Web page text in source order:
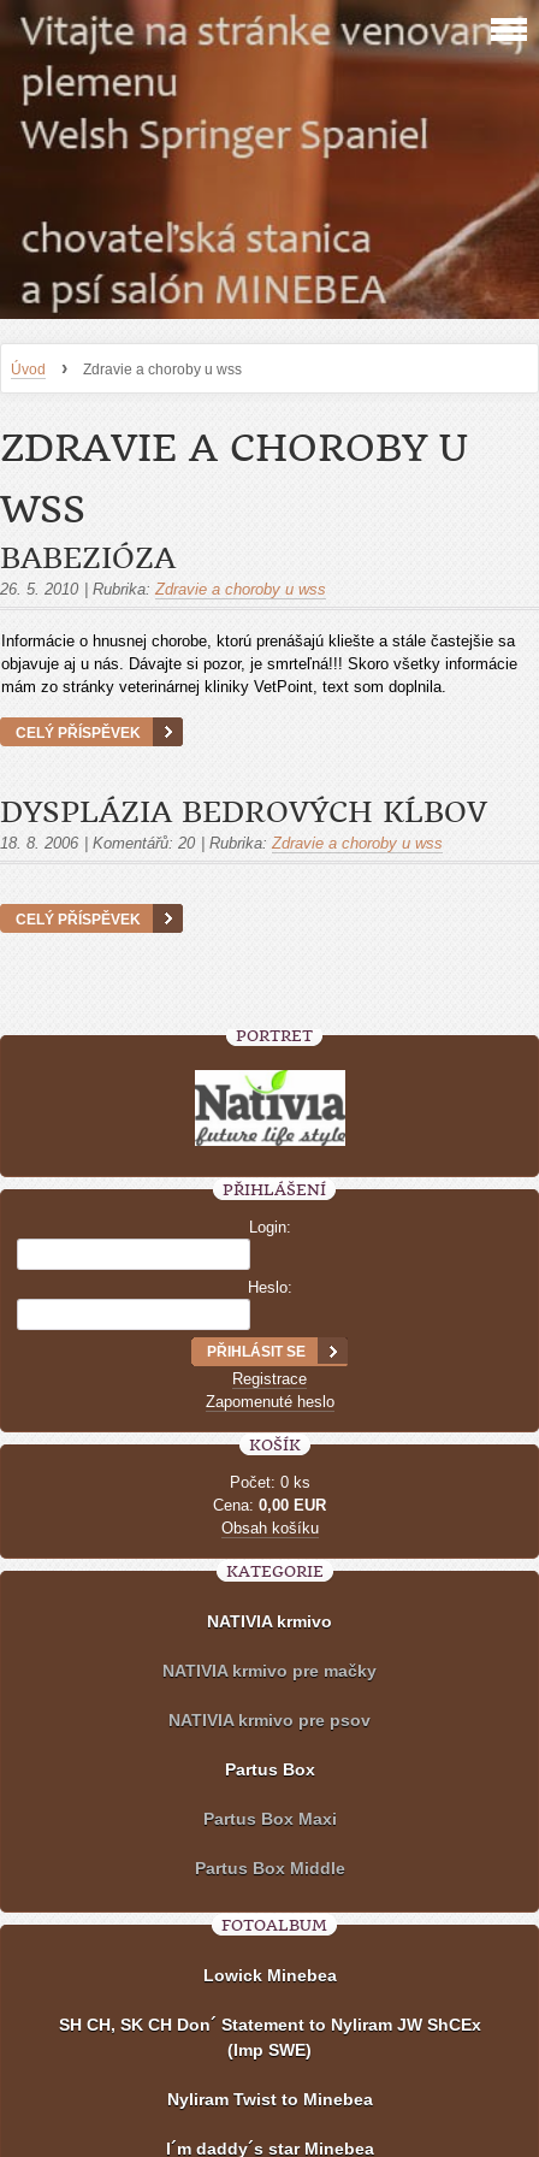
Úvod › Zdravie a choroby u wss
ZDRAVIE A CHOROBY U
WSS
BABEZIÓZA
26. 5. 2010 Rubrika: Zdravie a choroby u wss
Informácie o hnusnej chorobe, ktorú prenášajú kliešte a stále častejšie sa
objavuje aj u nás. Dávajte si pozor, je smrteľná!!! Skoro všetky informácie
mám zo stránky veterinárnej kliniky VetPoint, text som doplnila.
CELÝ PŘÍSPĚVEK
DYSPLÁZIA BEDROVÝCH KĹBOV
18. 8. 2006 Komentářů: 20 Rubrika: Zdravie a choroby u wss
CELÝ PŘÍSPĚVEK
PORTRÉT
PŘIHLÁŠENÍ
Login:
Heslo:
Registrace
Zapomenuté heslo
KOŠÍK
Počet: 0 ks
Cena: 0,00 EUR
Obsah košíku
KATEGORIE
NATIVIA krmivo
NATIVIA krmivo pre mačky
NATIVIA krmivo pre psov
Partus Box
Partus Box Maxi
Partus Box Middle
FOTOALBUM
Lowick Minebea
SH CH, SK CH Don´ Statement to Nyliram JW ShCEx
(Imp SWE)
Nyliram Twist to Minebea
I´m daddy´s star Minebea